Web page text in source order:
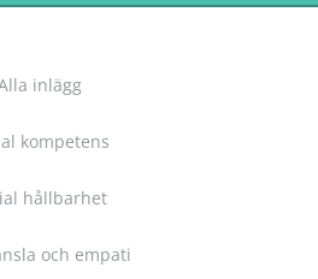
inlägg
kompetens
hållbarhet
och empati